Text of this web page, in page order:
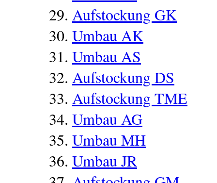
Aufstockung GK
Umbau AK
Umbau AS
Aufstockung DS
Aufstockung TME
Umbau AG
Umbau MH
Umbau JR